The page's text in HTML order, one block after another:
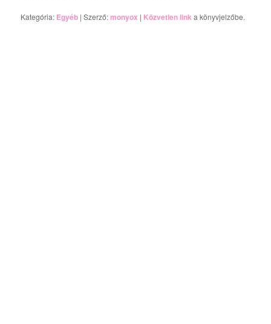
Kategória: Egyéb | Szerző:monyox | Közvetlen linka könyvjelzőbe.